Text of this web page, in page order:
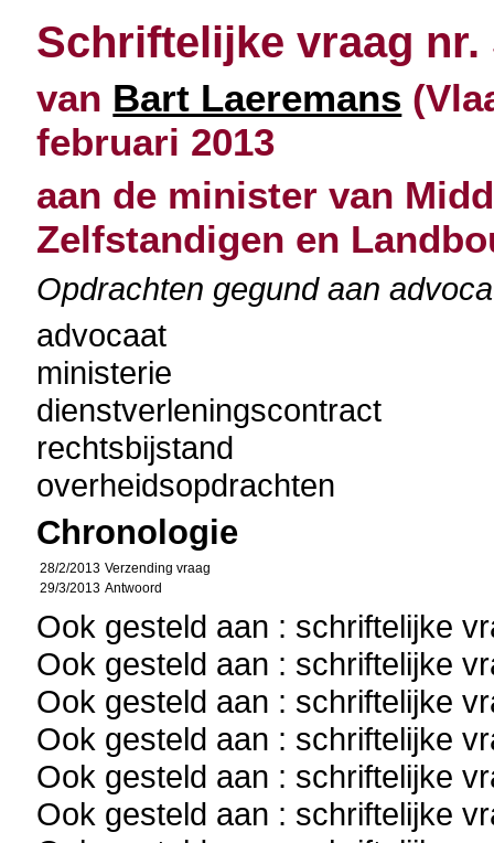
Schriftelijke vraag nr.
van Bart Laeremans
februari 2013
aan de minister van
Zelfstandigen en
Opdrachten gegund aan
advocaat
ministerie
dienstverleningscontract
rechtsbijstand
overheidsopdrachten
Chronologie
28/2/2013 Verzending vraag
29/3/2013 Antwoord
Ook gesteld aan : schriftelijke
Ook gesteld aan : schriftelijke
Ook gesteld aan : schriftelijke
Ook gesteld aan : schriftelijke
Ook gesteld aan : schriftelijke
Ook gesteld aan : schriftelijke